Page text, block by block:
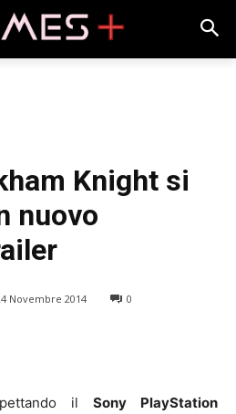
Knight si
nuovo
Novembre 2014 0
il Sony PlayStation